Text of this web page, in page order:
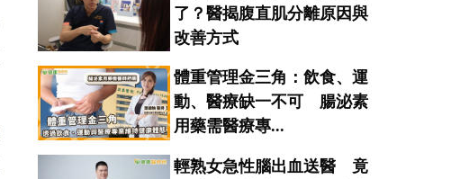
了？醫揭腹直肌分離原因與
改善方式
體重管理金三角：飲食、運
動、醫療缺一不可 腸泌素
用藥需醫療專...
輕熟女急性腦出血送醫 竟